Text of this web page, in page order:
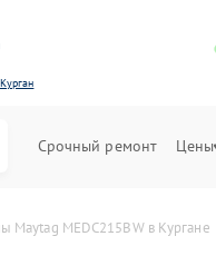
Курган
Срочный ремонт Цены
MEDC215BW в Кургане